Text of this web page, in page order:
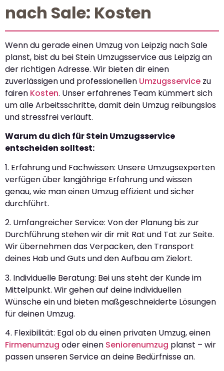
nach Sale: Kosten
Wenn du gerade einen Umzug von Leipzig nach Sale
planst, bist du bei Stein Umzugsservice aus Leipzig an
der richtigen Adresse. Wir bieten dir einen
zuverlässigen und professionellen Umzugsservice zu
fairen Kosten. Unser erfahrenes Team kümmert sich
um alle Arbeitsschritte, damit dein Umzug reibungslos
und stressfrei verläuft.
Warum du dich für Stein Umzugsservice
entscheiden solltest:
1. Erfahrung und Fachwissen: Unsere Umzugsexperten
verfügen über langjährige Erfahrung und wissen
genau, wie man einen Umzug effizient und sicher
durchführt.
2. Umfangreicher Service: Von der Planung bis zur
Durchführung stehen wir dir mit Rat und Tat zur Seite.
Wir übernehmen das Verpacken, den Transport
deines Hab und Guts und den Aufbau am Zielort.
3. Individuelle Beratung: Bei uns steht der Kunde im
Mittelpunkt. Wir gehen auf deine individuellen
Wünsche ein und bieten maßgeschneiderte Lösungen
für deinen Umzug.
4. Flexibilität: Egal ob du einen privaten Umzug, einen
Firmenumzug oder einen Seniorenumzug planst – wir
passen unseren Service an deine Bedürfnisse an.